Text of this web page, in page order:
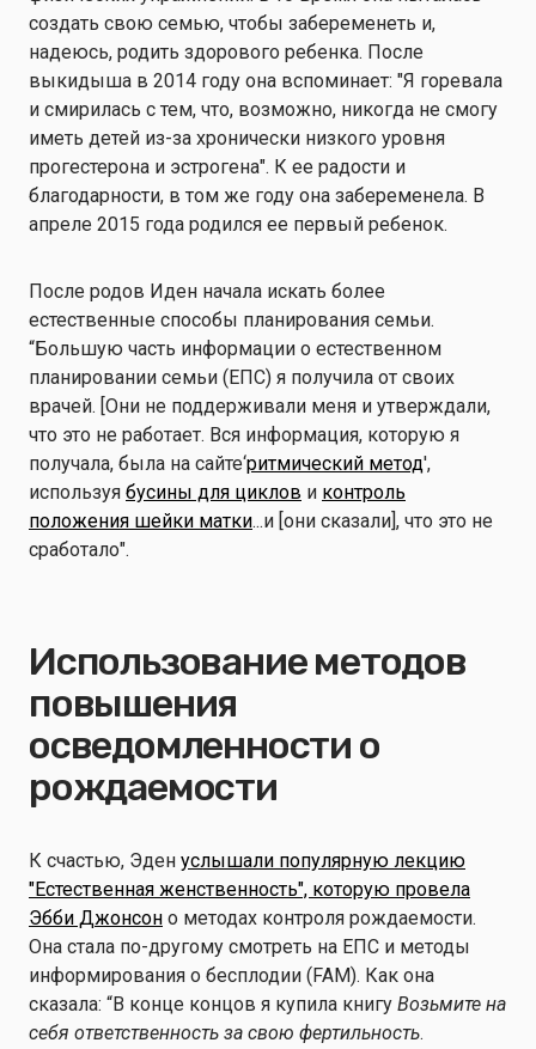
создать свою семью, чтобы забеременеть и,
надеюсь, родить здорового ребенка. После
выкидыша в 2014 году она вспоминает: "Я горевала
и смирилась с тем, что, возможно, никогда не смогу
иметь детей из-за хронически низкого уровня
прогестерона и эстрогена". К ее радости и
благодарности, в том же году она забеременела. В
апреле 2015 года родился ее первый ребенок.
После родов Иден начала искать более
естественные способы планирования семьи.
“Большую часть информации о естественном
планировании семьи (ЕПС) я получила от своих
врачей. [Они не поддерживали меня и утверждали,
что это не работает. Вся информация, которую я
получала, была на сайте‘ритмический метод',
используя бусины для циклов и контроль
положения шейки матки...и [они сказали], что это не
сработало".
Использование методов
повышения
осведомленности о
рождаемости
К счастью, Эден услышали популярную лекцию
"Естественная женственность", которую провела
Эбби Джонсон о методах контроля рождаемости.
Она стала по-другому смотреть на ЕПС и методы
информирования о бесплодии (FAM). Как она
сказала: “В конце концов я купила книгу Возьмите на
себя ответственность за свою фертильность.